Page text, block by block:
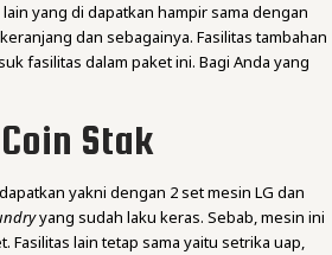
yang di dapatkan hampir sama dengan
dan sebagainya. Fasilitas tambahan
fasilitas dalam paket ini. Bagi Anda yang
Stak
yakni dengan 2 set mesin LG dan
yang sudah laku keras. Sebab, mesin ini
lain tetap sama yaitu setrika uap,